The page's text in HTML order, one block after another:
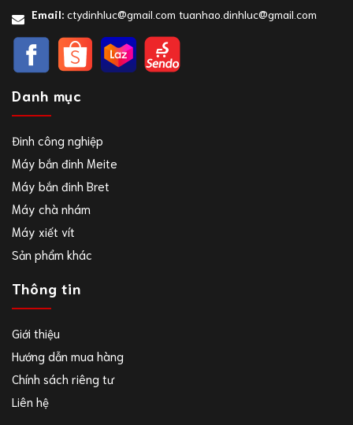
Email: ctydinhluc@gmail.com tuanhao.dinhluc@gmail.com
Danh mục
Đinh công nghiệp
Máy bắn đinh Meite
Máy bắn đinh Bret
Máy chà nhám
Máy xiết vít
Sản phẩm khác
Thông tin
Giới thiệu
Hướng dẫn mua hàng
Chính sách riêng tư
Liên hệ